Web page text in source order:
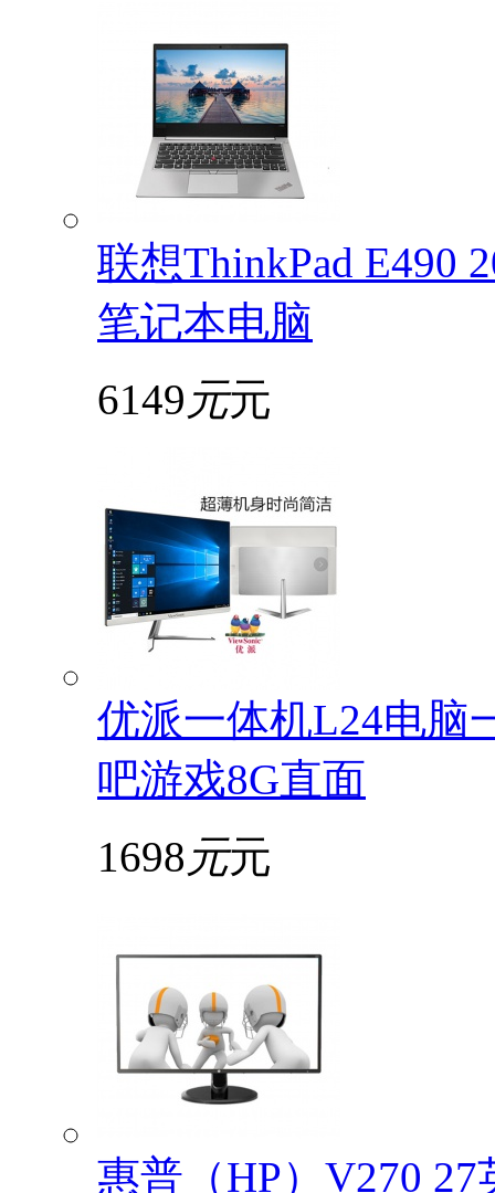
联想ThinkPad E490
笔记本电脑
6149 元元
优派一体机L24电脑
吧游戏8G直面
1698 元元
惠普（HP）V270